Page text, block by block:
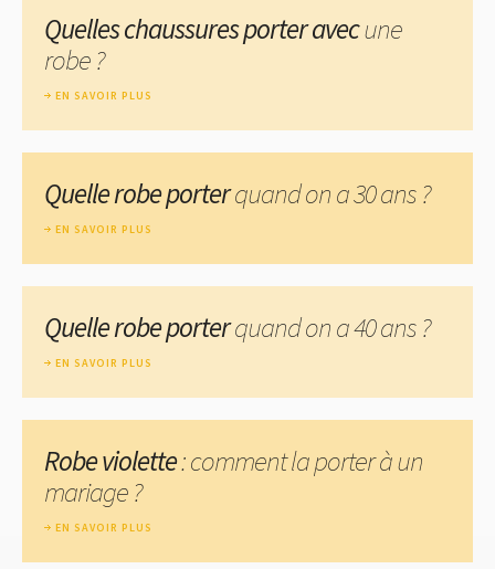
Quelles chaussures porter avecune
robe ?
EN SAVOIR PLUS
Quelle robe porterquand on a 30 ans ?
EN SAVOIR PLUS
Quelle robe porterquand on a 40 ans ?
EN SAVOIR PLUS
Robe violette: comment la porter à un
mariage ?
EN SAVOIR PLUS